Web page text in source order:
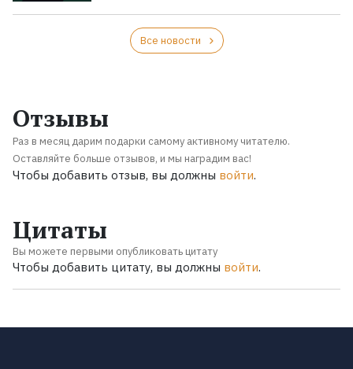
Все новости
Отзывы
Раз в месяц дарим подарки самому активному читателю.
Оставляйте больше отзывов, и мы наградим вас!
Чтобы добавить отзыв, вы должны войти.
Цитаты
Вы можете первыми опубликовать цитату
Чтобы добавить цитату, вы должны войти.